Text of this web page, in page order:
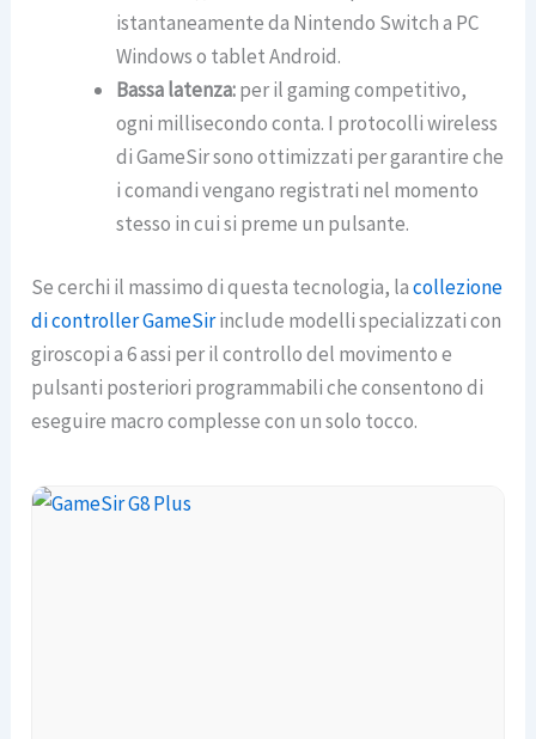
istantaneamente da Nintendo Switch a PC
Windows o tablet Android.
Bassa latenza:per il gaming competitivo,
ogni millisecondo conta. I protocolli wireless
di GameSir sono ottimizzati per garantire che
i comandi vengano registrati nel momento
stesso in cui si preme un pulsante.
Se cerchi il massimo di questa tecnologia, lacollezione
di controller GameSirinclude modelli specializzati con
giroscopi a 6 assi per il controllo del movimento e
pulsanti posteriori programmabili che consentono di
eseguire macro complesse con un solo tocco.